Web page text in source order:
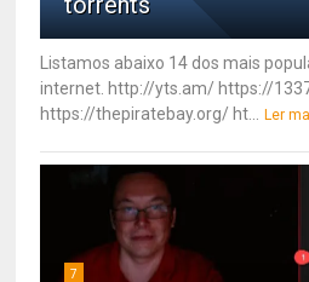
Listamos abaixo 14 dos mais
internet. http://yts.am/ https://
https://thepiratebay.org/ ht...
Ler
7